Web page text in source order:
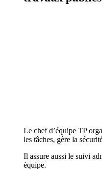
Le chef d’équipe TP
les tâches, gère la
Il assure aussi le suivi
équipe.